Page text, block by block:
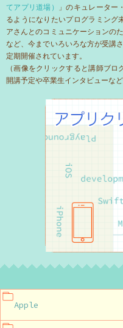
てアプリ道場）
」のキュレーター
るようになりたいプログラミング
アさんとのコミュニケーションの
など、今までいろいろな方が受講
定期開催されています。
（画像をクリックすると講師ブ
開講予定や卒業生インタビューな
Apple